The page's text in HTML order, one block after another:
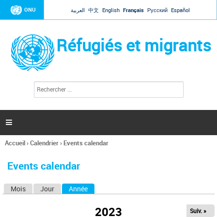
Jump to navigation
ONU العربية 中文 English Français Русский Español
Réfugiés et migrants
l
c
h
e

Vous
ici
Accueil›Calendrier› Events calendar
Events calendar
Mois Jour Année
2023 Suiv. »